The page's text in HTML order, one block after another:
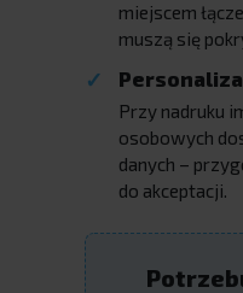
miejscem
muszą się
Przy nadruku
osobowych
danych –
do akceptacji.